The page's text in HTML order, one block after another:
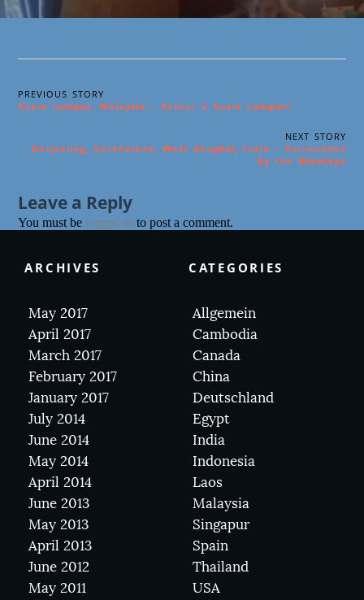
PREVIOUS STORY
Kuala Lumpur, Malaysia – Retour à Kuala Lumpur!
NEXT STORY
Darjeeling, Gorkhaland, West Bengbal, India – Surrounded
by the Himalaya
Leave a Reply
You must be logged in to post a comment.
ARCHIVES
May 2017
April 2017
March 2017
February 2017
January 2017
July 2014
June 2014
May 2014
April 2014
June 2013
May 2013
April 2013
June 2012
May 2011
CATEGORIES
Allgemein
Cambodia
Canada
China
Deutschland
Egypt
India
Indonesia
Laos
Malaysia
Singapur
Spain
Thailand
USA